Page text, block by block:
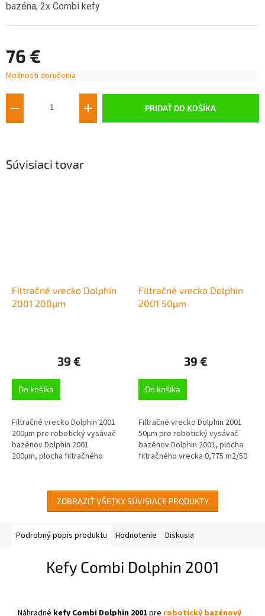
76 €
Jednotková
Možnosti doručenia
PRIDAŤ DO KOŠÍKA
bazéna, 2x Combi kefy
Súvisiaci tovar
Filtračné vrecko Dolphin
2001 200µm
39 €
Do košíka
Filtračné vrecko Dolphin 2001
200µm pre robotický vysávač
bazénov Dolphin 2001
200µm, plocha filtračného
znečistenom...
Filtračné vrecko Dolphin
2001 50µm
39 €
Do košíka
Filtračné vrecko Dolphin 2001
50µm pre robotický vysávač
bazénov Dolphin 2001, plocha
filtračného vrecka 0,775 m2/50
ZOBRAZIŤ VŠETKY SÚVISIACE PRODUKTY
Podrobný popis produktu Hodnotenie Diskusia
Kefy Combi Dolphin 2001
Náhradné kefy Combi Dolphin 2001pre robotický bazénový